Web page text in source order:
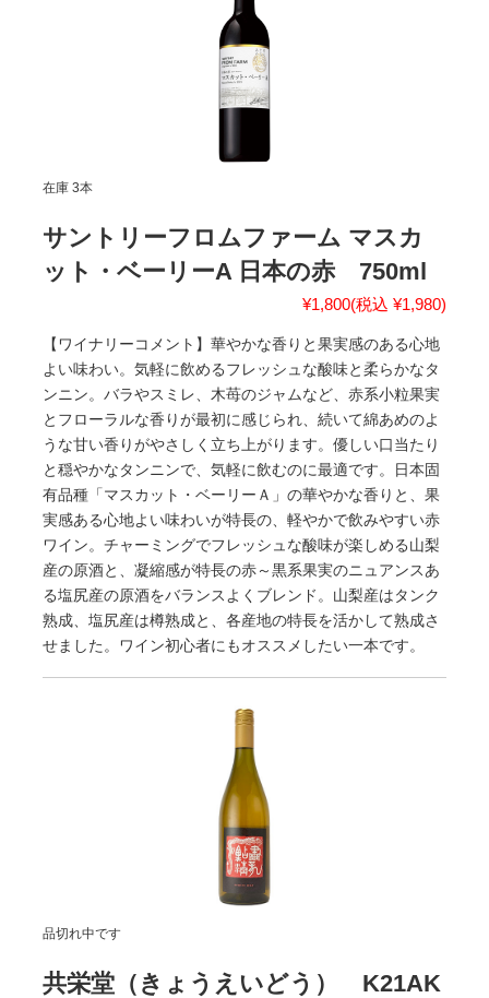
在庫 3本
サントリーフロムファーム マスカ
ット・ベーリーA 日本の赤 750ml
¥1,800(税込 ¥1,980)
【ワイナリーコメント】華やかな香りと果実感のある心地
よい味わい。気軽に飲めるフレッシュな酸味と柔らかなタ
ンニン。バラやスミレ、木苺のジャムなど、赤系小粒果実
とフローラルな香りが最初に感じられ、続いて綿あめのよ
うな甘い香りがやさしく立ち上がります。優しい口当たり
と穏やかなタンニンで、気軽に飲むのに最適です。日本固
有品種「マスカット・ベーリーＡ」の華やかな香りと、果
実感ある心地よい味わいが特長の、軽やかで飲みやすい赤
ワイン。チャーミングでフレッシュな酸味が楽しめる山梨
産の原酒と、凝縮感が特長の赤～黒系果実のニュアンスあ
る塩尻産の原酒をバランスよくブレンド。山梨産はタンク
熟成、塩尻産は樽熟成と、各産地の特長を活かして熟成さ
せました。ワイン初心者にもオススメしたい一本です。
品切れ中です
共栄堂（きょうえいどう） K21AK